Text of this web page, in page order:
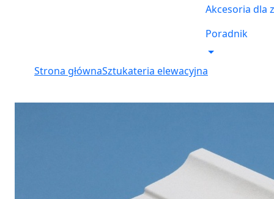
Akcesoria dla
Poradnik
Strona głównaSztukateria elewacyjna